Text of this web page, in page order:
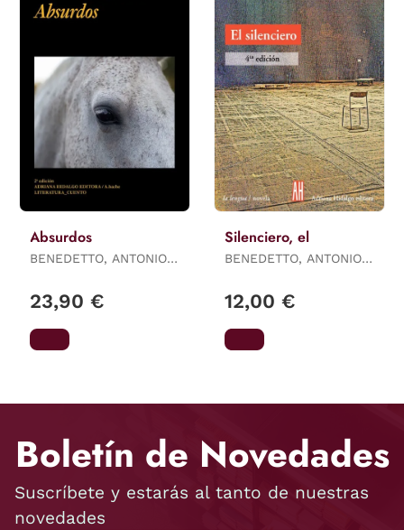
Absurdos
BENEDETTO, ANTONIO
23,90 €
Silenciero, el
BENEDETTO, ANTONIO
12,00 €
Boletín de Novedades
Suscríbete y estarás al tanto de nuestras
novedades